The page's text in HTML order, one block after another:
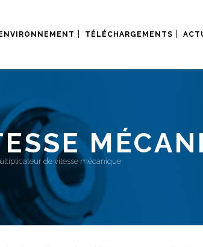
ENVIRONNEMENT TÉLÉCHARGEMENTS
de vitesse mécanique